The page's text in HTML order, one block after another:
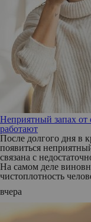
Неприятный запах от
работают
После долгого дня в
появиться
связана с
На самом деле
чистоплотность
вчера